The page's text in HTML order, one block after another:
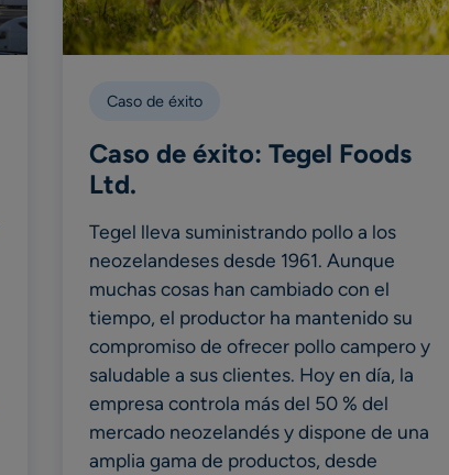
Caso de éxito
Caso de éxito: Tegel Foods
Ltd.
Tegel lleva suministrando pollo a los
neozelandeses desde 1961. Aunque
muchas cosas han cambiado con el
tiempo, el productor ha mantenido su
compromiso de ofrecer pollo campero y
saludable a sus clientes. Hoy en día, la
empresa controla más del 50 % del
mercado neozelandés y dispone de una
amplia gama de productos, desde